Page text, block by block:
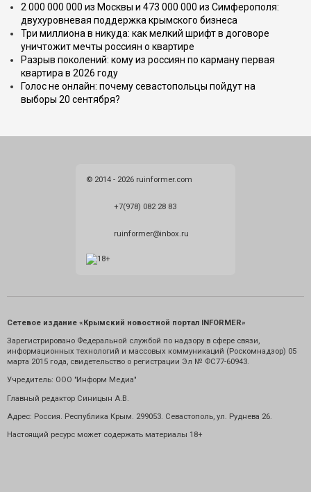
2 000 000 000 из Москвы и 473 000 000 из Симферополя:
двухуровневая поддержка крымского бизнеса
Три миллиона в никуда: как мелкий шрифт в договоре
уничтожит мечты россиян о квартире
Разрыв поколений: кому из россиян по карману первая
квартира в 2026 году
Голос не онлайн: почему севастопольцы пойдут на
выборы 20 сентября?
© 2014 - 2026 ruinformer.com
+7(978) 082 28 83
ruinformer@inbox.ru
Сетевое издание «Крымский новостной портал INFORMER»
Зарегистрировано Федеральной службой по надзору в сфере связи,
информационных технологий и массовых коммуникаций (Роскомнадзор) 05
марта 2015 года, свидетельство о регистрации Эл № ФС77-60943.
Учредитель: ООО "Информ Медиа"
Главный редактор Синицын А.В.
Адрес: Россия. Республика Крым. 299053. Севастополь, ул. Руднева 26.
Настоящий ресурс может содержать материалы 18+